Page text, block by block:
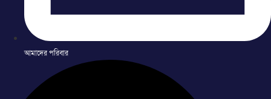
আমাদের পরিবার